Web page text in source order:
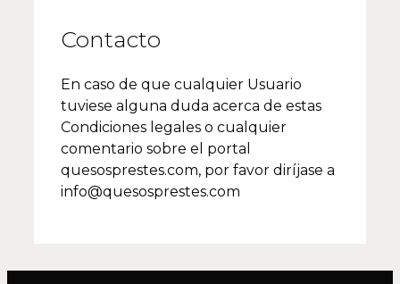
Contacto
En caso de que cualquier Usuario
tuviese alguna duda acerca de estas
Condiciones legales o cualquier
comentario sobre el portal
quesosprestes.com, por favor diríjase a
info@quesosprestes.com